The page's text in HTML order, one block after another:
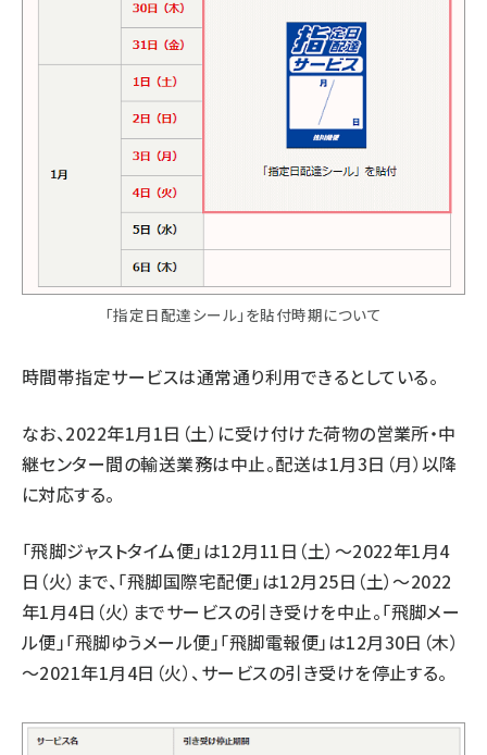
「指定日配達シール」を貼付時期について
時間帯指定サービスは通常通り利用できるとしている。
なお、2022年1月1日（土）に受け付けた荷物の営業所・中
継センター間の輸送業務は中止。配送は1月3日（月）以降
に対応する。
「飛脚ジャストタイム便」は12月11日（土）～2022年1月4
日（火）まで、「飛脚国際宅配便」は12月25日（土）～2022
年1月4日（火）までサービスの引き受けを中止。「飛脚メー
ル便」「飛脚ゆうメール便」「飛脚電報便」は12月30日（木）
～2021年1月4日（火）、サービスの引き受けを停止する。